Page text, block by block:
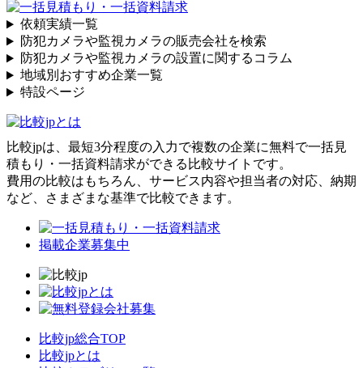
依頼実績一覧
防犯カメラや監視カメラの販売会社を検索
防犯カメラや監視カメラの設置に関するコラム
地域別おすすめ企業一覧
特設ページ
比較jpは、 最短3分程度の入力で複数の企業に無料で一括見
積もり・一括資料請求ができる比較サイトです。
費用の比較はもちろん、サービス内容や担当者の対応、納期
など、さまざまな基準で比較できます。
掲載企業募集中
比較jp総合TOP
比較jpとは